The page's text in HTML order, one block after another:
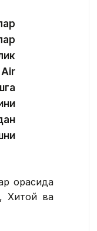
орасида
Хитой ва